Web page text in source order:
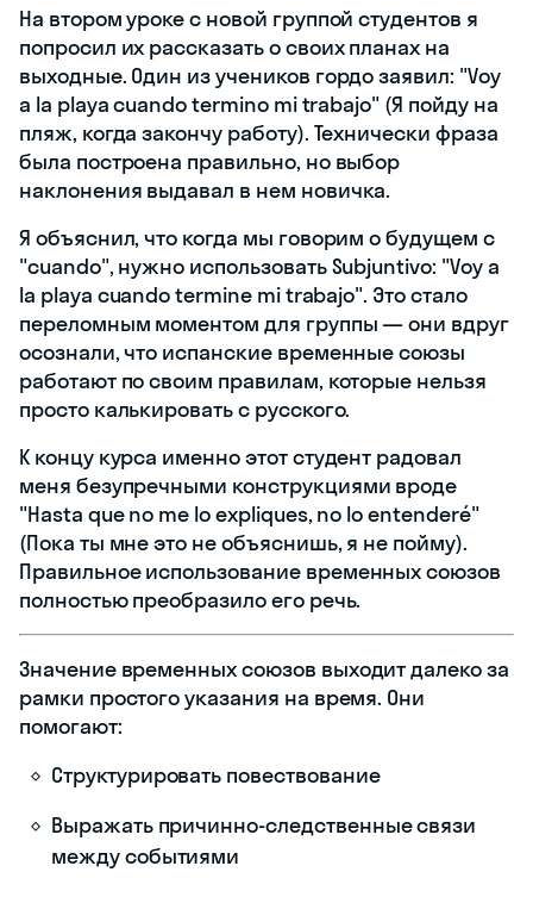
На втором уроке с новой группой студентов я
попросил их рассказать о своих планах на
выходные. Один из учеников гордо заявил: "Voy
a la playa cuando termino mi trabajo" (Я пойду на
пляж, когда закончу работу). Технически фраза
была построена правильно, но выбор
наклонения выдавал в нем новичка.
Я объяснил, что когда мы говорим о будущем с
"cuando", нужно использовать Subjuntivo: "Voy a
la playa cuando termine mi trabajo". Это стало
переломным моментом для группы — они вдруг
осознали, что испанские временные союзы
работают по своим правилам, которые нельзя
просто калькировать с русского.
К концу курса именно этот студент радовал
меня безупречными конструкциями вроде
"Hasta que no me lo expliques, no lo entenderé"
(Пока ты мне это не объяснишь, я не пойму).
Правильное использование временных союзов
полностью преобразило его речь.
Значение временных союзов выходит далеко за
рамки простого указания на время. Они
помогают:
Структурировать повествование
Выражать причинно-следственные связи
между событиями